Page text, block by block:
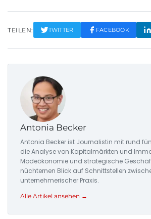
TEILEN: TWITTER FACEBOOK
Antonia Becker
Antonia Becker ist Journalistin mit rund
die Analyse von Kapitalmärkten und
Modeökonomie und strategische
nüchternen Blick auf Schnittstellen
unternehmerischer Praxis.
Alle Artikel ansehen →